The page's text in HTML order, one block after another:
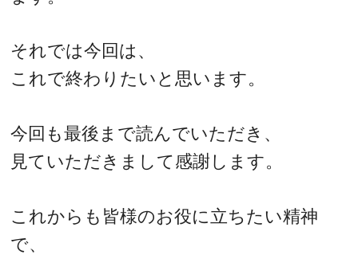
それでは今回は、
これで終わりたいと思います。
今回も最後まで読んでいただき、
見ていただきまして感謝します。
これからも皆様のお役に立ちたい精神
で、